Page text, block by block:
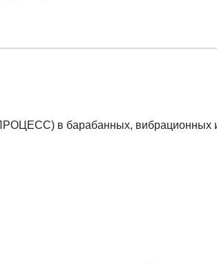
в барабанных, вибрационных